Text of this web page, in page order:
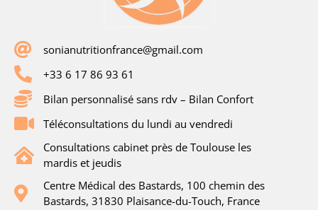
sonianutritionfrance@gmail.com
+33 6 17 86 93 61
Bilan personnalisé sans rdv – Bilan Confort
Téléconsultations du lundi au vendredi
Consultations cabinet près de Toulouse les
mardis et jeudis
Centre Médical des Bastards, 100 chemin des
Bastards, 31830 Plaisance-du-Touch, France